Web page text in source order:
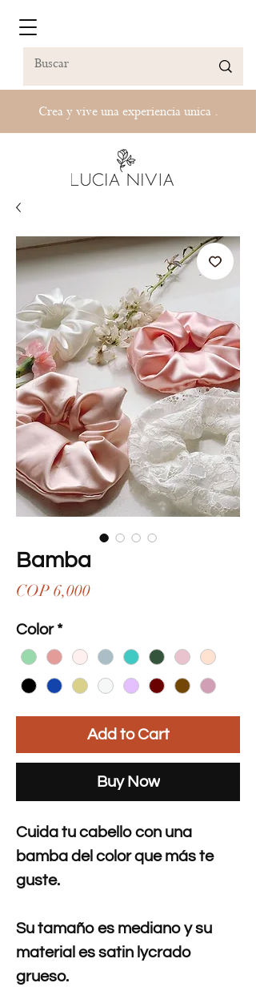
Crea y vive una experiencia unica .
Bamba
COP 6,000Price
Color *
Add to Cart
Buy Now
Cuida tu cabello con una
bamba del color que más te
guste.
Su tamaño es mediano y su
material es satin lycrado
grueso.